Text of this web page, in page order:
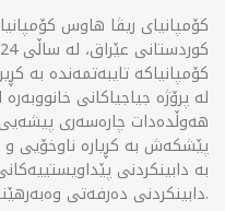
کۆمپانیای ریڤا هاوس
کۆمپانیاکە تایبەتمەندە بە
لە پرۆژە جیاجیاکانی
هەوڵدەدات چارەسەری پیشەیی
پێشکەش بە کڕیارە ناوخۆیی و
بە دابینکردنی
دابینکردنی دەرفەتی وەبەرهێنانی دیار.